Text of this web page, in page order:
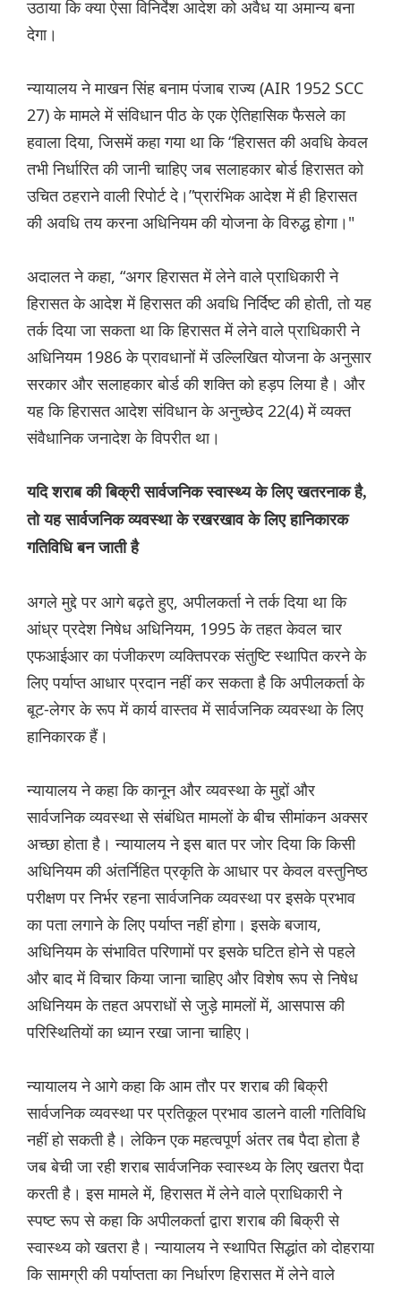
उठाया कि क्या ऐसा विनिर्देश आदेश को अवैध या अमान्य बना
देगा।
न्यायालय ने माखन सिंह बनाम पंजाब राज्य (AIR 1952 SCC
27) के मामले में संविधान पीठ के एक ऐतिहासिक फैसले का
हवाला दिया, जिसमें कहा गया था कि “हिरासत की अवधि केवल
तभी निर्धारित की जानी चाहिए जब सलाहकार बोर्ड हिरासत को
उचित ठहराने वाली रिपोर्ट दे।”प्रारंभिक आदेश में ही हिरासत
की अवधि तय करना अधिनियम की योजना के विरुद्ध होगा।"
अदालत ने कहा, “अगर हिरासत में लेने वाले प्राधिकारी ने
हिरासत के आदेश में हिरासत की अवधि निर्दिष्ट की होती, तो यह
तर्क दिया जा सकता था कि हिरासत में लेने वाले प्राधिकारी ने
अधिनियम 1986 के प्रावधानों में उल्लिखित योजना के अनुसार
सरकार और सलाहकार बोर्ड की शक्ति को हड़प लिया है। और
यह कि हिरासत आदेश संविधान के अनुच्छेद 22(4) में व्यक्त
संवैधानिक जनादेश के विपरीत था।
यदि शराब की बिक्री सार्वजनिक स्वास्थ्य के लिए खतरनाक है,
तो यह सार्वजनिक व्यवस्था के रखरखाव के लिए हानिकारक
गतिविधि बन जाती है
अगले मुद्दे पर आगे बढ़ते हुए, अपीलकर्ता ने तर्क दिया था कि
आंध्र प्रदेश निषेध अधिनियम, 1995 के तहत केवल चार
एफआईआर का पंजीकरण व्यक्तिपरक संतुष्टि स्थापित करने के
लिए पर्याप्त आधार प्रदान नहीं कर सकता है कि अपीलकर्ता के
बूट-लेगर के रूप में कार्य वास्तव में सार्वजनिक व्यवस्था के लिए
हानिकारक हैं।
न्यायालय ने कहा कि कानून और व्यवस्था के मुद्दों और
सार्वजनिक व्यवस्था से संबंधित मामलों के बीच सीमांकन अक्सर
अच्छा होता है। न्यायालय ने इस बात पर जोर दिया कि किसी
अधिनियम की अंतर्निहित प्रकृति के आधार पर केवल वस्तुनिष्ठ
परीक्षण पर निर्भर रहना सार्वजनिक व्यवस्था पर इसके प्रभाव
का पता लगाने के लिए पर्याप्त नहीं होगा। इसके बजाय,
अधिनियम के संभावित परिणामों पर इसके घटित होने से पहले
और बाद में विचार किया जाना चाहिए और विशेष रूप से निषेध
अधिनियम के तहत अपराधों से जुड़े मामलों में, आसपास की
परिस्थितियों का ध्यान रखा जाना चाहिए।
न्यायालय ने आगे कहा कि आम तौर पर शराब की बिक्री
सार्वजनिक व्यवस्था पर प्रतिकूल प्रभाव डालने वाली गतिविधि
नहीं हो सकती है। लेकिन एक महत्वपूर्ण अंतर तब पैदा होता है
जब बेची जा रही शराब सार्वजनिक स्वास्थ्य के लिए खतरा पैदा
करती है। इस मामले में, हिरासत में लेने वाले प्राधिकारी ने
स्पष्ट रूप से कहा कि अपीलकर्ता द्वारा शराब की बिक्री से
स्वास्थ्य को खतरा है। न्यायालय ने स्थापित सिद्धांत को दोहराया
कि सामग्री की पर्याप्तता का निर्धारण हिरासत में लेने वाले